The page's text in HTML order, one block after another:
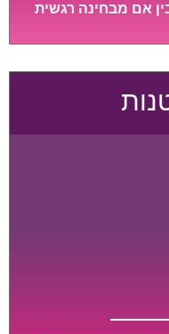
אם מבחינה רגשית
תהליך המעבר כמה